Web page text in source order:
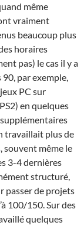
même
vraiment
beaucoup plus
horaires
pas) le cas il y a
90, par exemple,
PC sur
en quelques
travaillait plus de
souvent même le
3-4 dernières
structuré,
passer de projets
100/150. Sur des
quelques